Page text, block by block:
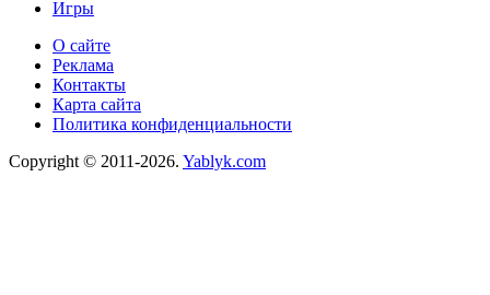
Игры
О сайте
Реклама
Контакты
Карта сайта
Политика конфиденциальности
Copyright © 2011-2026. Yablyk.сom